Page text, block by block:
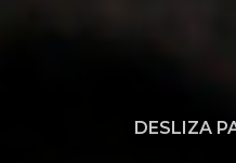
DESLIZA